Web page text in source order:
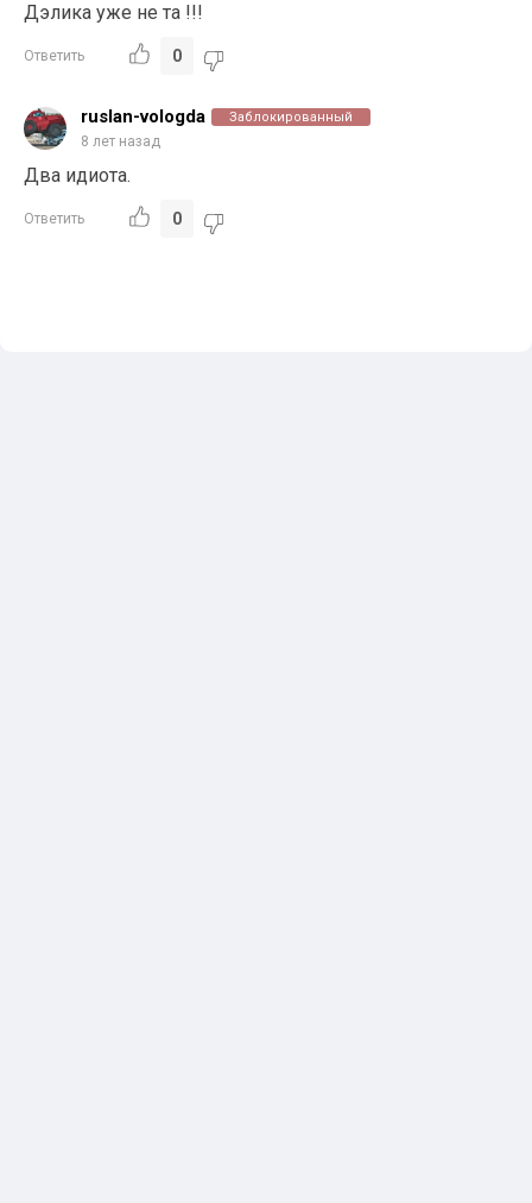
Дэлика уже не та !!!
Ответить 0
ruslan-vologda Заблокированный
8 лет назад
Два идиота.
Ответить 0